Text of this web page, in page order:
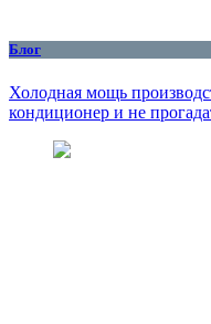
Блог
Холодная мощь
кондиционер и не